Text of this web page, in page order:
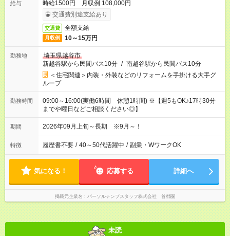
給与
時給1500円 月収例 108,000円
交通費別途支給あり
交通費 全額支給
月収例 10～15万円
勤務地
埼玉県越谷市
新越谷駅から民間バス10分 / 南越谷駅から民間バス10分
＜住宅関連＞内装・外装などのリフォームを手掛ける大手グ
ループ
勤務時間
09:00～16:00(実働6時間 休憩1時間) ※【週5もOK♪17時30分
までや曜日などご相談ください◎】
期間 2026年09月上旬～長期 ※9月～！
特徴 履歴書不要 / 40～50代活躍中 / 副業・WワークOK
気になる！ 応募する 詳細へ
掲載元企業名 パーソルテンプスタッフ株式会社 首都圏
未読